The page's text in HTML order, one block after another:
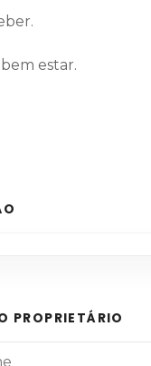
estar.
PROPRIETÁRIO